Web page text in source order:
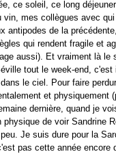
ce soleil, ce long
vin, mes collègues avec
antipodes de la
qui rendent fragile et
aussi). Et vraiment là
tout le week-end,
le ciel. Pour faire
et physiquement
dernière, quand je
physique de voir Sandrine
Je suis dure pour la
pas cette année encore